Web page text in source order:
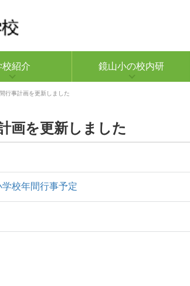
校紹介 鏡山小の校内研
行事計画を更新しました
画を更新しました
校年間行事予定